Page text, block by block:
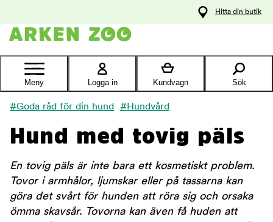
Kontakta
Hitta din butik
Meny Logga in Kundvagn Sök
#Goda råd för din hund #Hundvård
Hund med tovig päls
En tovig päls är inte bara ett kosmetiskt problem.
Tovor i armhålor, ljumskar eller på tassarna kan
göra det svårt för hunden att röra sig och orsaka
ömma skavsår. Tovorna kan även få huden att